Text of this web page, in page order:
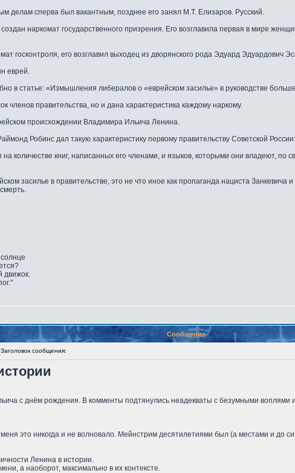
делам сперва был вакантным, позднее его занял М.Т. Елизаров. Русский.
наркомат государственного призрения. Его возглавила первая в мире
госконтроля, его возглавил выходец из дворянского рода Эдуард Эдуардович
еврей.
в статье: «Измышления либералов о «еврейском засилье» в руководстве
членов правительства, но и дана характеристика каждому наркому.
происхождении Владимира Ильича Ленина.
Робинс дал такую характеристику первому правительству Советской России:
количестве книг, написанных его членами, и языков, которыми они владеют, по
засилье в правительстве, это не что иное как пропаганда нациста
движок.
Сообщение
сообщения:
с днём рождения. В комменты подтянулись неадекваты с безумными воплями
это никогда и не волновало. Мейнстрим десятилетиями был (а местами и до
Ленина в истории.
а наоборот, максимально в их контексте.